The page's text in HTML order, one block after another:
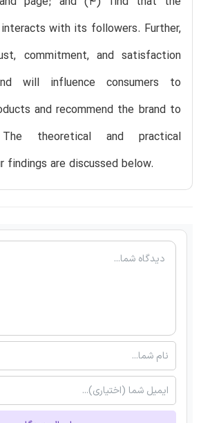
with its followers. Further,
commitment, and satisfaction
will influence consumers to
and recommend the brand to
theoretical and practical
findings are discussed below.